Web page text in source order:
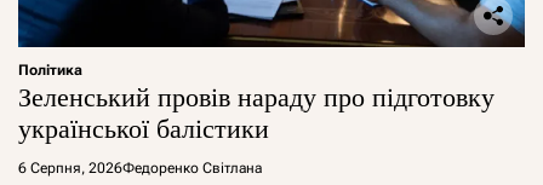
Політика
Зеленський провів нараду про підготовку
української балістики
6 Серпня, 2026Федоренко Світлана